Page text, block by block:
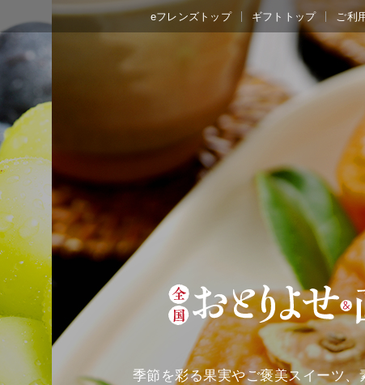
eフレンズトップ ギフトトップ ご利
季節を彩る果実やご褒美スイーツ、